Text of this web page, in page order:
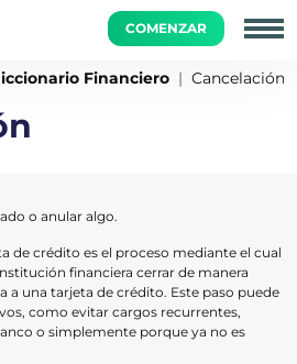
COMENZAR
Financiero Cancelación
o anular algo.
de crédito es el proceso mediante el cual
financiera cerrar de manera
a una tarjeta de crédito. Este paso puede
como evitar cargos recurrentes,
o simplemente porque ya no es